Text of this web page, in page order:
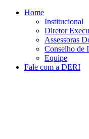
Conteúdo principal
Home
Institucional
Diretor
Assessoras
Conselho de
Equipe
Fale com a DERI